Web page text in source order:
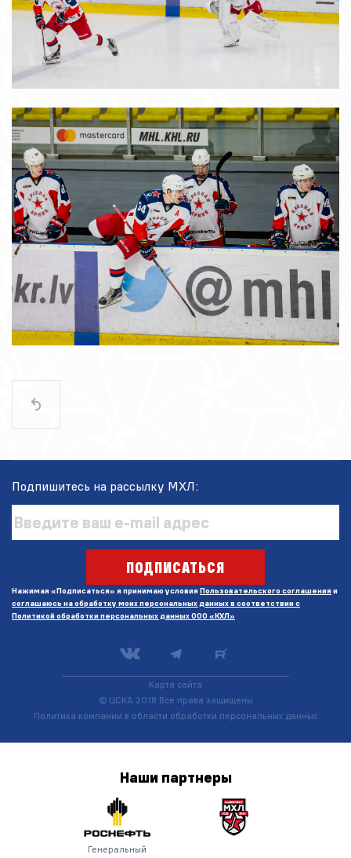
Подпишитесь на рассылку МХЛ:
ПОДПИСАТЬСЯ
Нажимая «Подписаться» я принимаю условияПользовательского соглашенияи
соглашаюсь на обработку моих персональных данных в соответствии с
Политикой обработки персональных данных ООО «КХЛ»
© ЦСКА 2018 Все права защищены
Политика компании в области обработки персональных данных
Карта сайта
Наши партнеры
Генеральный